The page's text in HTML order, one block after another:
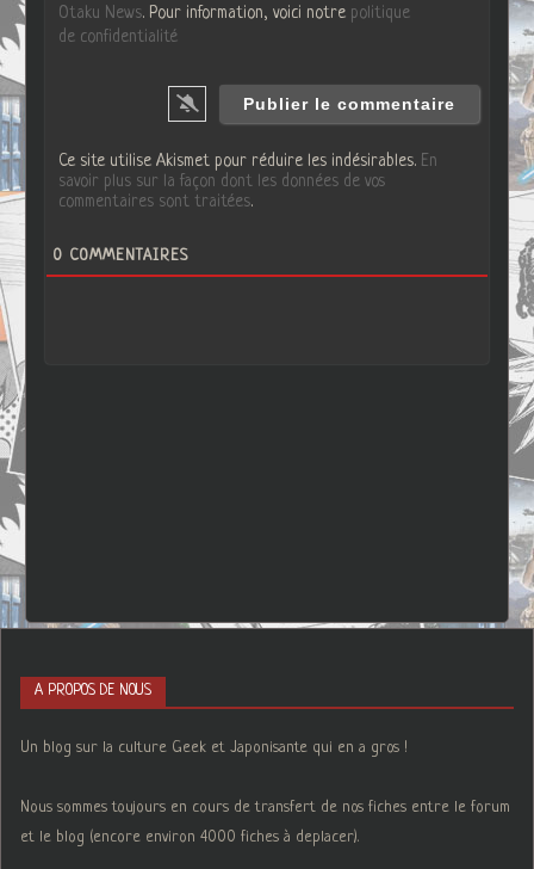
Otaku News. Pour information, voici notre politique
de confidentialité
Ce site utilise Akismet pour réduire les indésirables. En
savoir plus sur la façon dont les données de vos
commentaires sont traitées.
0 COMMENTAIRES
A PROPOS DE NOUS
Un blog sur la culture Geek et Japonisante qui en a gros !
Nous sommes toujours en cours de transfert de nos fiches entre le forum
et le blog (encore environ 4000 fiches à deplacer).